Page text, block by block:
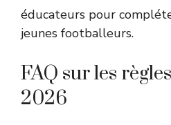
éducateurs pour
jeunes footballeurs.
FAQ sur les
2026